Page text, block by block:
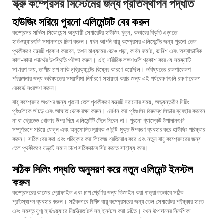
হাউজিং সরিয়ে পুরনো এলিমেন্টটি বের করুন
কম্প্রেসর সার্ভিস সিকোয়েন্স অনুযায়ী সেপারেটর হাউজিং খুলুন, কভারের বিকৃতি এড়াতে
হার্ডওয়্যারগুলি সমানভাবে ঢিলা করুন। যখন আপনি বায়ু কম্প্রেসর এলিমেন্টের জন্য পুরনো তেল
পৃথকীকরণ যন্ত্রটি প্রকাশ করবেন, তখন মাধ্যমের ভেঙে পড়া, কার্বন জমাট, ভার্নিশ এবং অস্বাভাবিক
কাদা-কাদা পদার্থের উপস্থিতি পরীক্ষা করুন। এই শারীরিক লক্ষণগুলি প্রকাশ করে যে সমস্যাটি
সাধারণ ক্ষয়, তাপীয় চাপ নাকি লুব্রিক্যান্টের বিঘ্নের কারণে হয়েছিল। ভবিষ্যতের রক্ষণাবেক্ষণ
পরিকল্পনার জন্য ভবিষ্যতের সময়সীমা নির্ধারণে সহায়তা করার জন্য এই পর্যবেক্ষণগুলি রক্ষণাবেক্ষণ
রেকর্ডে সংরক্ষণ করুন।
বায়ু কম্প্রেসর অংশের জন্য পুরনো তেল পৃথকীকরণ যন্ত্রটি সরানোর সময়, অভ্যন্তরীণ সিটিং
পৃষ্ঠগুলিকে আঁচড় এবং আঘাত থেকে রক্ষা করুন। মেশিন করা পৃষ্ঠগুলির বিরুদ্ধে লিভার ব্যবহার করবেন
না বা থ্রেডেড খোলার উপর দিয়ে এলিমেন্টটি টেনে নিবেন না। পুরনো গ্যাস্কেট উপাদানগুলি
সম্পূর্ণরূপে সরিয়ে ফেলুন এবং অনুমোদিত দ্রাবক ও লিন্ট-মুক্ত উপকরণ ব্যবহার করে হাউজিং পরিষ্কার
করুন। সঠিক বের করা এবং পরিষ্কার করা লিকেজ প্রতিরোধ করে এবং নতুন বায়ু কম্প্রেসরের জন্য
তেল পৃথকীকরণ যন্ত্রটি সমান চাপে সঠিকভাবে সিট করতে সাহায্য করে।
সঠিক সিলিং পদ্ধতি অনুসরণ করে নতুন এলিমেন্ট ইনস্টল
করুন
কম্প্রেসরের কাজের প্রোফাইল এবং চাপ শ্রেণির জন্য ডিজাইন করা মাত্রাগতভাবে সঠিক
প্রতিস্থাপন ব্যবহার করুন। সঠিকভাবে নির্দিষ্টবায়ু কম্প্রেসরের জন্য তেল সেপারেটরপরিষ্কার হাতে
এবং সমস্ত যুগ্ম হার্ডওয়্যারে নিয়ন্ত্রিত টর্ক সহ ইনস্টল করা উচিত। যখন উপাদানের নির্দেশিকা